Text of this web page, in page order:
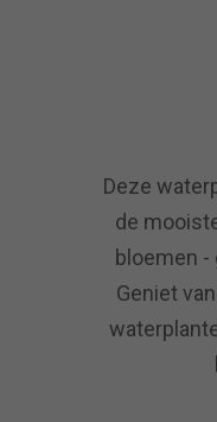
Deze
de
bloemen -
Geniet